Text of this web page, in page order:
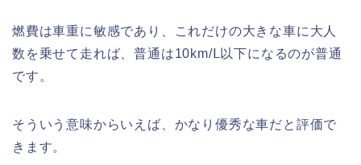
燃費は車重に敏感であり、これだけの大きな車に大人
数を乗せて走れば、普通は10km/Ⅼ以下になるのが普通
です。
そういう意味からいえば、かなり優秀な車だと評価で
きます。